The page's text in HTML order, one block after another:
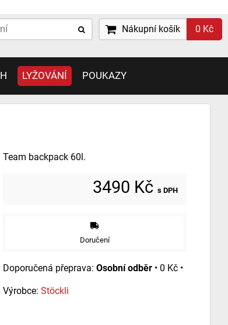
Nákupní košík 0 Kč
LYŽOVÁNÍ POUKAZY
Team backpack 60l.
3490 Kč s DPH
Doručení
Osobní odběr • 0 Kč •
Výrobce: Stöckli